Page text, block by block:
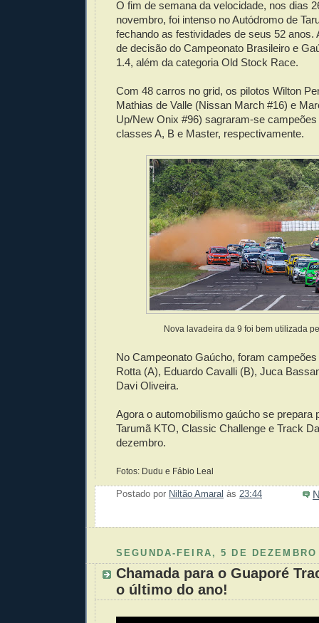
O fim de semana da velocidade, nos dias
novembro, foi intenso no Autódromo de
fechando as festividades de seus 52 anos.
de decisão do Campeonato Brasileiro e
1.4, além da categoria Old Stock Race.
Com 48 carros no grid, os pilotos Wilton
Mathias de Valle (Nissan March #16) e
Up/New Onix #96) sagraram-se
classes A, B e Master, respectivamente.
Nova lavadeira da 9 foi bem utilizada
No Campeonato Gaúcho, foram
Rotta (A), Eduardo Cavalli (B), Juca
Davi Oliveira.
Agora o automobilismo gaúcho se prepara
Tarumã KTO, Classic Challenge e Track
dezembro.
Fotos: Dudu e Fábio Leal
Postado por Niltão Amaral às 23:44
SEGUNDA-FEIRA, 5 DE
Chamada para o Guaporé
o último do ano!